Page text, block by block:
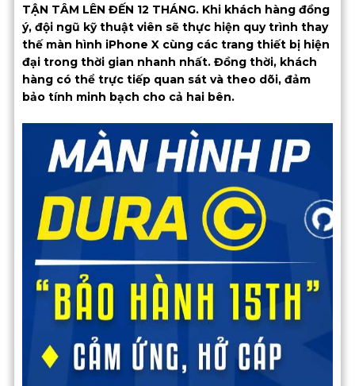
TẬN TÂM LÊN ĐẾN 12 THÁNG. Khi khách hàng đồng
ý, đội ngũ kỹ thuật viên sẽ thực hiện quy trình thay
thế màn hình iPhone X cùng các trang thiết bị hiện
đại trong thời gian nhanh nhất. Đồng thời, khách
hàng có thể trực tiếp quan sát và theo dõi, đảm
bảo tính minh bạch cho cả hai bên.